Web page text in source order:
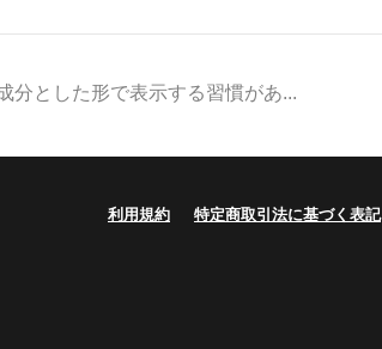
分とした形で表示する習慣があ...
利用規約 特定商取引法に基づく表記